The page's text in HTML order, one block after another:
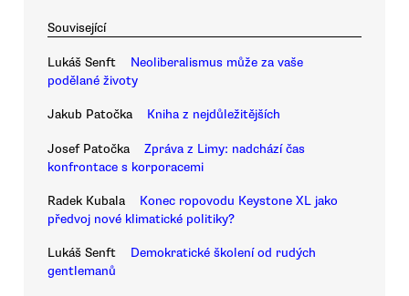
Související
Lukáš Senft
Neoliberalismus může za vaše
podělané životy
Jakub Patočka Kniha z nejdůležitějších
Josef Patočka
Zpráva z Limy: nadchází čas
konfrontace s korporacemi
Radek Kubala
Konec ropovodu Keystone XL jako
předvoj nové klimatické politiky?
Lukáš Senft
Demokratické školení od rudých
gentlemanů